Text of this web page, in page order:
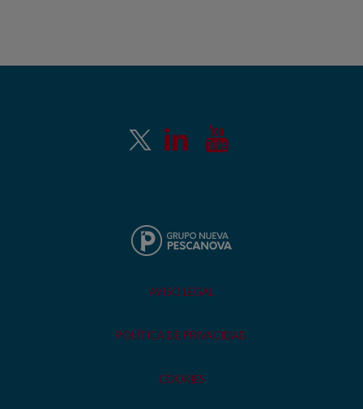
AVISO LEGAL
POLÍTICA DE PRIVACIDAD
COOKIES